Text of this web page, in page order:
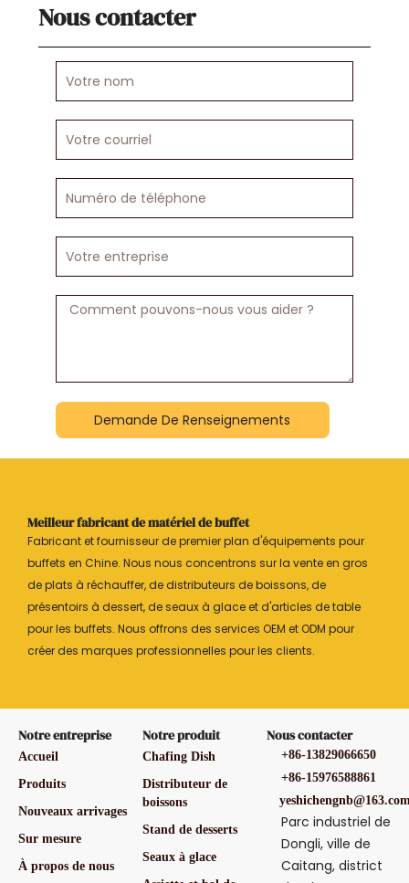
Nous contacter
nom
courriel
de
entreprise
Message
Demande De Renseignements
Meilleur fabricant de matériel de buffet
Fabricant et fournisseur de premier plan d'équipements pour
buffets en Chine. Nous nous concentrons sur la vente en gros
de plats à réchauffer, de distributeurs de boissons, de
présentoirs à dessert, de seaux à glace et d'articles de table
pour les buffets. Nous offrons des services OEM et ODM pour
créer des marques professionnelles pour les clients.
Notre entreprise
Accueil
Produits
Nouveaux arrivages
Sur mesure
À propos de nous
Notre produit
Chafing Dish
Distributeur de
boissons
Stand de desserts
Seaux à glace
Nous contacter
+86-13829066650
+86-15976588861
Parc industriel de
Dongli, ville de
Caitang, district